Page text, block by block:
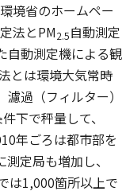
境省のホームペー
法とPM2.5自動測定
自動測定機による観
とは環境大気常時
過（フィルター）
下で秤量して、
年ごろは都市部を
定局も増加し、
は1,000箇所以上で